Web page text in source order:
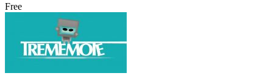
Free